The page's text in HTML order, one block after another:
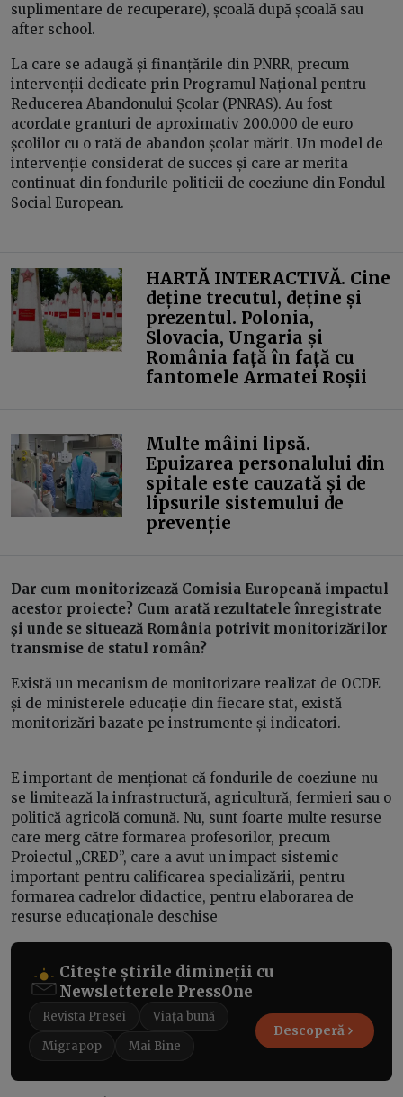
suplimentare de recuperare), școală după școală sau
after school.
La care se adaugă și finanțările din PNRR, precum
intervenții dedicate prin Programul Național pentru
Reducerea Abandonului Școlar (PNRAS). Au fost
acordate granturi de aproximativ 200.000 de euro
școlilor cu o rată de abandon școlar mărit. Un model de
intervenție considerat de succes și care ar merita
continuat din fondurile politicii de coeziune din Fondul
Social European.
HARTĂ INTERACTIVĂ. Cine
deține trecutul, deține și
prezentul. Polonia,
Slovacia, Ungaria și
România față în față cu
fantomele Armatei Roșii
Multe mâini lipsă.
Epuizarea personalului din
spitale este cauzată și de
lipsurile sistemului de
prevenție
Dar cum monitorizează Comisia Europeană impactul
acestor proiecte? Cum arată rezultatele înregistrate
și unde se situează România potrivit monitorizărilor
transmise de statul român?
Există un mecanism de monitorizare realizat de OCDE
și de ministerele educație din fiecare stat, există
monitorizări bazate pe instrumente și indicatori.
E important de menționat că fondurile de coeziune nu
se limitează la infrastructură, agricultură, fermieri sau o
politică agricolă comună. Nu, sunt foarte multe resurse
care merg către formarea profesorilor, precum
Proiectul „CRED”, care a avut un impact sistemic
important pentru calificarea specializării, pentru
formarea cadrelor didactice, pentru elaborarea de
resurse educaționale deschise
Citește știrile dimineții cu
Newsletterele PressOne
Revista Presei
Viața bună
Migrapop
Mai Bine
Descoperă